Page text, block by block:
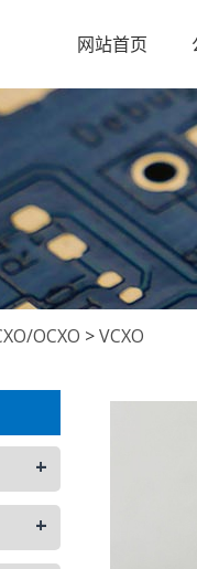
网站首页
OCXO >VCXO
+
+